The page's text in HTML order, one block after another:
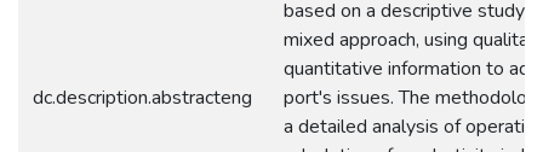
dc.description.abstracteng
based on a descriptive study
mixed approach, using
quantitative information to
port's issues. The
a detailed analysis of